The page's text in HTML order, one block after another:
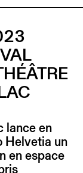
lance en
Helvetia un
en espace